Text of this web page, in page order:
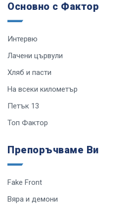
Основно с Фактор
Интервю
Лачени цървули
Хляб и пасти
На всеки километър
Петък 13
Топ Фактор
Препоръчваме Ви
Fake Front
Вяра и демони